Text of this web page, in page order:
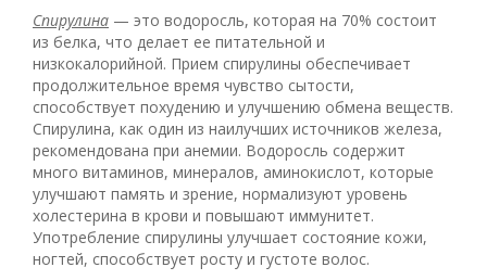
Спирулина — это водоросль, которая на 70% состоит
из белка, что делает ее питательной и
низкокалорийной. Прием спирулины обеспечивает
продолжительное время чувство сытости,
способствует похудению и улучшению обмена веществ.
Спирулина, как один из наилучших источников железа,
рекомендована при анемии. Водоросль содержит
много витаминов, минералов, аминокислот, которые
улучшают память и зрение, нормализуют уровень
холестерина в крови и повышают иммунитет.
Употребление спирулины улучшает состояние кожи,
ногтей, способствует росту и густоте волос.